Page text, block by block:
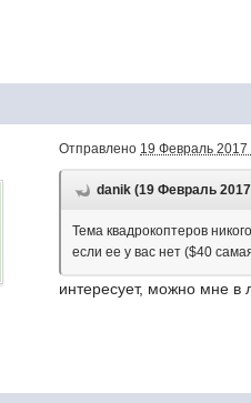
Отправлено 19 Февраль 2017
danik (19 Февраль
Тема квадрокоптеров
если ее у вас нет ($40
интересует, можно мне в